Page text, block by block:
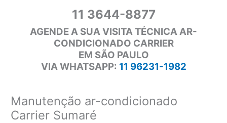
11 3644-8877
AGENDE A SUA VISITA TÉCNICA AR-
CONDICIONADO CARRIER
EM SÃO PAULO
VIA WHATSAPP: 11 96231-1982
Manutenção ar-condicionado
Carrier Sumaré